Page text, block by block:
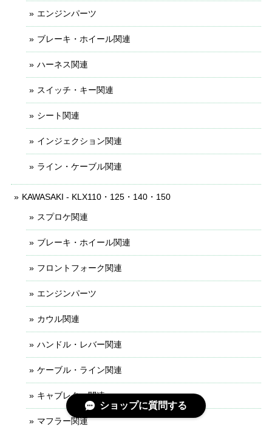
エンジンパーツ
ブレーキ・ホイール関連
ハーネス関連
スイッチ・キー関連
シート関連
インジェクション関連
ライン・ケーブル関連
KAWASAKI - KLX110・125・140・150
スプロケ関連
ブレーキ・ホイール関連
フロントフォーク関連
エンジンパーツ
カウル関連
ハンドル・レバー関連
ケーブル・ライン関連
キャブレター関連
マフラー関連
ショップに質問する